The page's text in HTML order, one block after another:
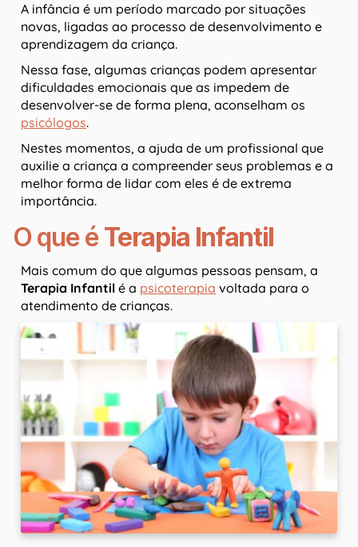
A infância é um período marcado por situações
novas, ligadas ao processo de desenvolvimento e
aprendizagem da criança.
Nessa fase, algumas crianças podem apresentar
dificuldades emocionais que as impedem de
desenvolver-se de forma plena, aconselham os
psicólogos.
Nestes momentos, a ajuda de um profissional que
auxilie a criança a compreender seus problemas e a
melhor forma de lidar com eles é de extrema
importância.
O que éTerapia Infantil
Mais comum do que algumas pessoas pensam, a
Terapia Infantil é a psicoterapia voltada para o
atendimento de crianças.